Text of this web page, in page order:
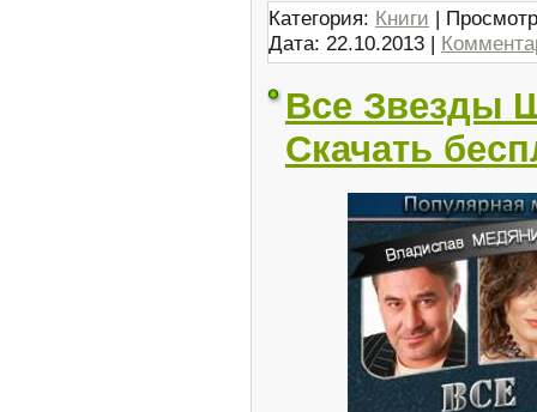
Категория: Книги |
Дата: 22.10.2013 |
Все Звезды
Скачать